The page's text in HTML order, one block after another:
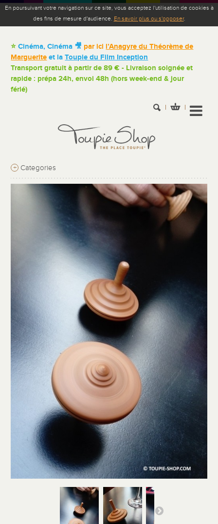
En poursuivant votre navigation sur ce site, vous acceptez l'utilisation de cookies à
des fins de mesure d'audience. En savoir plus ou s'opposer.
⭐Cinéma, Cinéma 🎥 par ici l’Anagyre du Théorème de
Marguerite et laToupie du Film Inception
Transport gratuit à partir de 89 € - Livraison soignée et
rapide : prépa 24h, envoi 48h (hors week-end & jour
férié)
+ Categories